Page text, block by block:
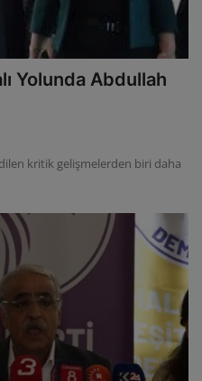
Yolunda Abdullah
kritik gelişmelerden biri daha